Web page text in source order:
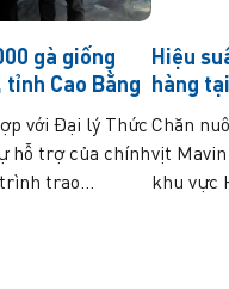
gà giống
tỉnh Cao Bằng
với Đại lý Thức
hỗ trợ của chính
trao...
Hiệu
hàng
Chăn
vịt
khu vực